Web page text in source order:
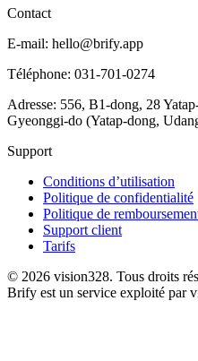
Contact
E-mail: hello@brify.app
Téléphone: 031-701-0274
Adresse: 556, B1-dong, 28
Gyeonggi-do (Yatap-dong,
Support
Conditions d’utilisation
Politique de confidentialité
Politique de
Support client
Tarifs
© 2026 vision328. Tous droits
Brify est un service exploité par